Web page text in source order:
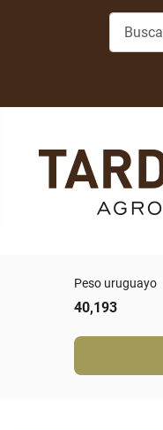
Buscar
Peso uruguayo
40,193